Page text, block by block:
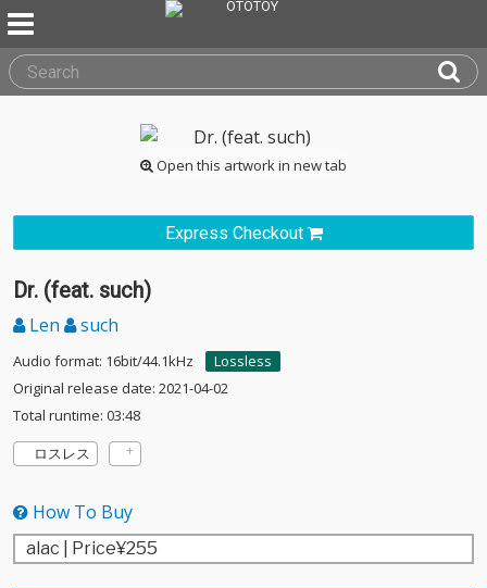
Open this artwork in new tab
Express Checkout
Dr. (feat. such)
Len such
Audio format: 16bit/44.1kHz
Lossless
Original release date: 2021-04-02
Total runtime: 03:48
ロスレス
How To Buy